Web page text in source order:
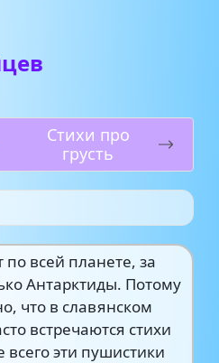
Стихи про
грусть
всей планете, за
Антарктиды. Потому
что в славянском
встречаются стихи
эти пушистики